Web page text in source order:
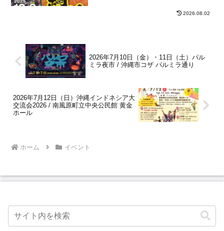
2026.08.02
2026年7月10日（金）・11日（土）パル
ミラ夜市 / 沖縄市コザ パルミラ通り
2026年7月12日（日）沖縄インドネシア大
交流会2026 / 南風原町立中央公民館 黄金
ホール
ホーム イベント